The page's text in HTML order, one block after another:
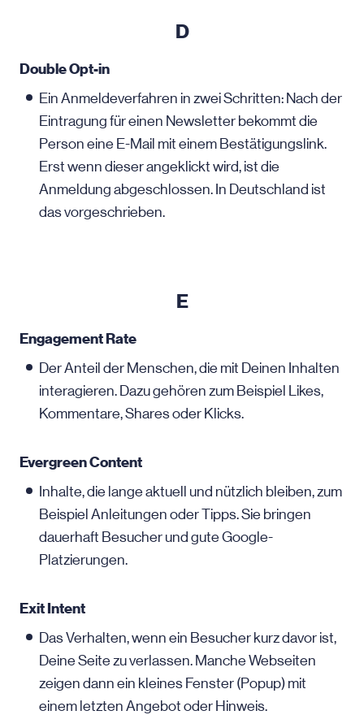
D
Double Opt-in
Ein Anmeldeverfahren in zwei Schritten: Nach der
Eintragung für einen Newsletter bekommt die
Person eine E-Mail mit einem Bestätigungslink.
Erst wenn dieser angeklickt wird, ist die
Anmeldung abgeschlossen. In Deutschland ist
das vorgeschrieben.
E
Engagement Rate
Der Anteil der Menschen, die mit Deinen Inhalten
interagieren. Dazu gehören zum Beispiel Likes,
Kommentare, Shares oder Klicks.
Evergreen Content
Inhalte, die lange aktuell und nützlich bleiben, zum
Beispiel Anleitungen oder Tipps. Sie bringen
dauerhaft Besucher und gute Google-
Platzierungen.
Exit Intent
Das Verhalten, wenn ein Besucher kurz davor ist,
Deine Seite zu verlassen. Manche Webseiten
zeigen dann ein kleines Fenster (Popup) mit
einem letzten Angebot oder Hinweis.